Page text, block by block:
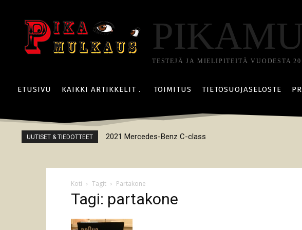
TESTEJÄ JA MIELIPITEITÄ VUODESTA
ETUSIVU KAIKKI ARTIKKELIT TOIMITUS TIETOSUOJASELOSTE
UUTISET & TIEDOTTEET 2021 Mercedes-Benz C-class
Koti Tagit Partakone
Tagi: partakone